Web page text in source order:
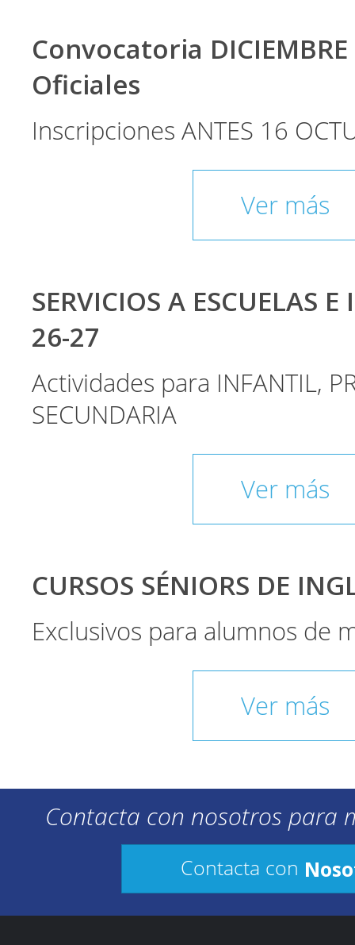
Convocatoria
Oficiales
Inscripciones ANTES 16
Ver más
SERVICIOS A ESCUELAS
26-27
Actividades para INFANTIL,
SECUNDARIA
Ver más
CURSOS SÉNIORS DE
Exclusivos para alumnos de
Ver más
Contacta con nosotros para
Contacta con